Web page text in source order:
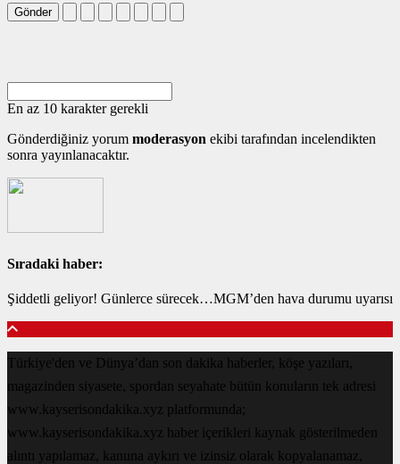
Gönder
En az 10 karakter gerekli
Gönderdiğiniz yorum moderasyon ekibi tarafından incelendikten
sonra yayınlanacaktır.
Sıradaki haber:
Şiddetli geliyor! Günlerce sürecek…MGM’den hava durumu uyarısı
Türkiye'den ve Dünya’dan son dakika haberler, köşe yazıları,
magazinden siyasete, spordan seyahate bütün konuların tek adresi
www.kayserisondakika.xyz platformunda;
www.kayserisondakika.xyz haber içerikleri kaynak gösterilmeden
alıntı yapılamaz, kanuna aykırı ve izinsiz olarak kopyalanamaz,